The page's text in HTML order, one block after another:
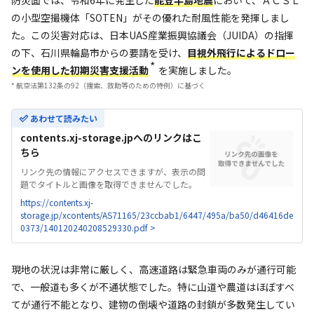
の小型空撮機体「SOTEN」がその優れた耐風性能を発揮しまし
た。この災害対応は、日本UAS産業振興協議会（JUIDA）の指揮
の下、石川県輪島市からの要請を受け、 目視外飛行によるドロー
ンを使用した初期災害支援活動* を実施しました。
* 航空法第132条の92（捜索、救助等のための特例）に基づく
あわせて読みたい
contents.xj-storage.jpへのリンクはこ
ちら
リンク先の情報にアクセスできますが、表示の問
題でタイトルと画像を取得できませんでした。
https://contents.xj-
storage.jp/xcontents/AS71165/23ccbab1/6447/495a/ba50/d46416de
0373/140120240208529330.pdf >
現地の状況は非常に厳しく、高速道路は緊急車両のみが通行可能
で、一般道も多くが不通状態でした。特に山道や農道はほぼすべ
てが通行不能となり、建物の倒壊や道路の封鎖が多数発生してい